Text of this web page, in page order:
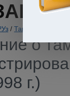
/ Таможенное
о
г.)